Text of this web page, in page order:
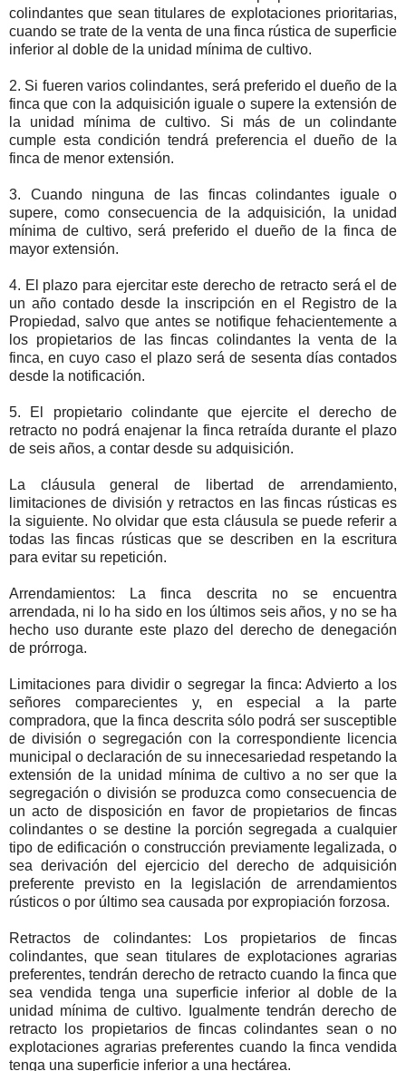
colindantes que sean titulares de explotaciones prioritarias,
cuando se trate de la venta de una finca rústica de superficie
inferior al doble de la unidad mínima de cultivo.
2. Si fueren varios colindantes, será preferido el dueño de la
finca que con la adquisición iguale o supere la extensión de
la unidad mínima de cultivo. Si más de un colindante
cumple esta condición tendrá preferencia el dueño de la
finca de menor extensión.
3. Cuando ninguna de las fincas colindantes iguale o
supere, como consecuencia de la adquisición, la unidad
mínima de cultivo, será preferido el dueño de la finca de
mayor extensión.
4. El plazo para ejercitar este derecho de retracto será el de
un año contado desde la inscripción en el Registro de la
Propiedad, salvo que antes se notifique fehacientemente a
los propietarios de las fincas colindantes la venta de la
finca, en cuyo caso el plazo será de sesenta días contados
desde la notificación.
5. El propietario colindante que ejercite el derecho de
retracto no podrá enajenar la finca retraída durante el plazo
de seis años, a contar desde su adquisición.
La cláusula general de libertad de arrendamiento,
limitaciones de división y retractos en las fincas rústicas es
la siguiente. No olvidar que esta cláusula se puede referir a
todas las fincas rústicas que se describen en la escritura
para evitar su repetición.
Arrendamientos: La finca descrita no se encuentra
arrendada, ni lo ha sido en los últimos seis años, y no se ha
hecho uso durante este plazo del derecho de denegación
de prórroga.
Limitaciones para dividir o segregar la finca: Advierto a los
señores comparecientes y, en especial a la parte
compradora, que la finca descrita sólo podrá ser susceptible
de división o segregación con la correspondiente licencia
municipal o declaración de su innecesariedad respetando la
extensión de la unidad mínima de cultivo a no ser que la
segregación o división se produzca como consecuencia de
un acto de disposición en favor de propietarios de fincas
colindantes o se destine la porción segregada a cualquier
tipo de edificación o construcción previamente legalizada, o
sea derivación del ejercicio del derecho de adquisición
preferente previsto en la legislación de arrendamientos
rústicos o por último sea causada por expropiación forzosa.
Retractos de colindantes: Los propietarios de fincas
colindantes, que sean titulares de explotaciones agrarias
preferentes, tendrán derecho de retracto cuando la finca que
sea vendida tenga una superficie inferior al doble de la
unidad mínima de cultivo. Igualmente tendrán derecho de
retracto los propietarios de fincas colindantes sean o no
explotaciones agrarias preferentes cuando la finca vendida
tenga una superficie inferior a una hectárea.